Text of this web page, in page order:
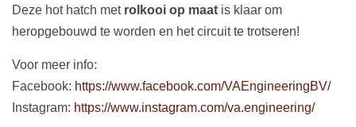
Deze hot hatch met rolkooi op maat is klaar om
heropgebouwd te worden en het circuit te trotseren!
Voor meer info:
Facebook: https://www.facebook.com/VAEngineeringBV/
Instagram: https://www.instagram.com/va.engineering/